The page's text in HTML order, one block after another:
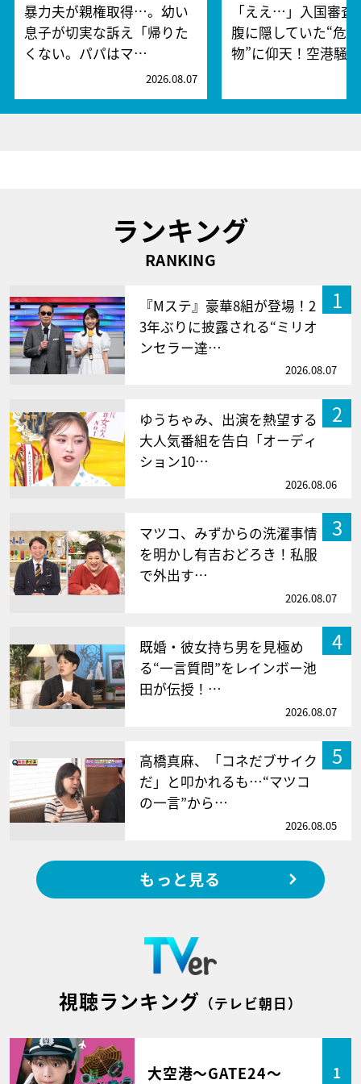
暴力夫が親権取得…。幼い
息子が切実な訴え「帰りた
くない。パパはマ…
2026.08.07
「ええ…」入国審査
腹に隠していた“危
物”に仰天！空港騒
ランキング
RANKING
1
『Mステ』豪華8組が登場！2
3年ぶりに披露される“ミリオ
ンセラー達…
2026.08.07
2
ゆうちゃみ、出演を熱望する
大人気番組を告白「オーディ
ション10…
2026.08.06
3
マツコ、みずからの洗濯事情
を明かし有吉おどろき！私服
で外出す…
2026.08.07
4
既婚・彼女持ち男を見極め
る“一言質問”をレインボー池
田が伝授！…
2026.08.07
5
高橋真麻、「コネだブサイク
だ」と叩かれるも…“マツコ
の一言”から…
2026.08.05
もっと見る
視聴ランキング （テレビ朝日）
大空港～GATE24～ 1